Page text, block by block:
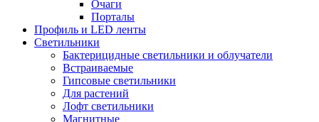
Очаги
Порталы
Профиль и LED ленты
Светильники
Бактерицидные светильники и облучатели
Встраиваемые
Гипсовые светильники
Для растений
Лофт светильники
Магнитные